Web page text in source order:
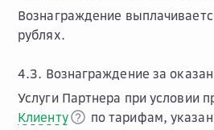
Вознаграждение
рублях.
4.3. Вознаграждение за
Услуги Партнера при условии
Клиенту
по тарифам,